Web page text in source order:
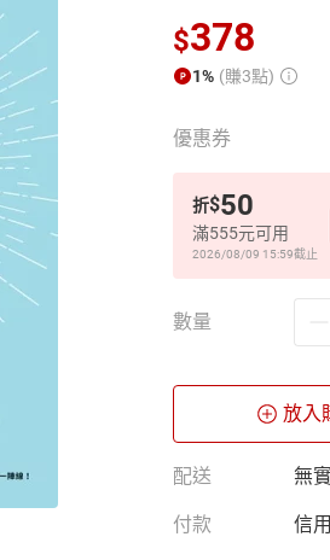
$378
1% (賺3點)
優惠券
折$50
滿555元可用
2026/08/09 15:59截止
數量
放入
配送 無
付款 信